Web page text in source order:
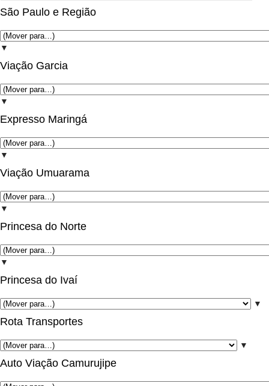
São Paulo e Região
▼
Viação Garcia
▼
Expresso Maringá
▼
Viação Umuarama
▼
Princesa do Norte
▼
Princesa do Ivaí
▼
Rota Transportes
▼
Auto Viação Camurujipe